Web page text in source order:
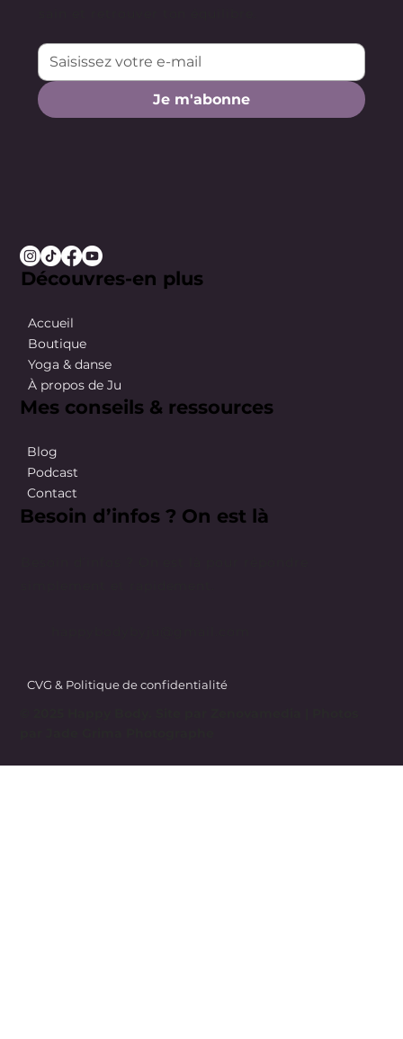
Je m'abonne
CVG & Politique de confidentialité
Découvres-en plus
Accueil
Boutique
Yoga & danse
À propos de Ju
Mes conseils & ressources
Blog
Podcast
Contact
Besoin d’infos ? On est là